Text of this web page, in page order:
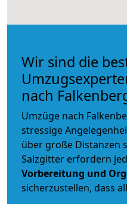
Wir sind die
nach
Umzüge nach
stressige
über große Distanzen
Salzgitter erfordern
Vorbereitung und
sicherzustellen, dass